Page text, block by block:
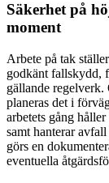
Säkerhet på
moment
Arbete på tak
godkänt fallskydd,
gällande
planeras det i
arbetets gång
samt hanterar
görs en
eventuella